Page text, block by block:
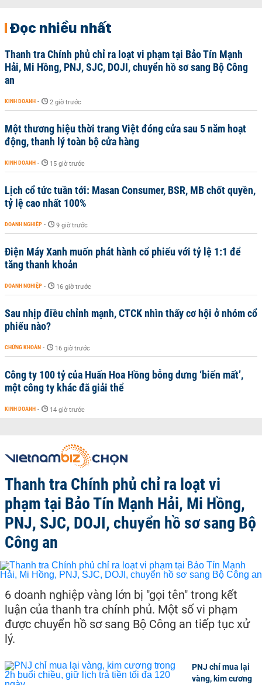
Đọc nhiều nhất
Thanh tra Chính phủ chỉ ra loạt vi phạm tại Bảo Tín Mạnh
Hải, Mi Hồng, PNJ, SJC, DOJI, chuyển hồ sơ sang Bộ Công
an
KINH DOANH - 2 giờ trước
Một thương hiệu thời trang Việt đóng cửa sau 5 năm hoạt
động, thanh lý toàn bộ cửa hàng
KINH DOANH - 15 giờ trước
Lịch cổ tức tuần tới: Masan Consumer, BSR, MB chốt quyền,
tỷ lệ cao nhất 100%
DOANH NGHIỆP - 9 giờ trước
Điện Máy Xanh muốn phát hành cổ phiếu với tỷ lệ 1:1 để
tăng thanh khoản
DOANH NGHIỆP - 16 giờ trước
Sau nhịp điều chỉnh mạnh, CTCK nhìn thấy cơ hội ở nhóm cổ
phiếu nào?
CHỨNG KHOÁN - 16 giờ trước
Công ty 100 tỷ của Huấn Hoa Hồng bỗng dưng ‘biến mất’,
một công ty khác đã giải thể
KINH DOANH - 14 giờ trước
Thanh tra Chính phủ chỉ ra loạt vi
phạm tại Bảo Tín Mạnh Hải, Mi Hồng,
PNJ, SJC, DOJI, chuyển hồ sơ sang Bộ
Công an
6 doanh nghiệp vàng lớn bị "gọi tên" trong kết
luận của thanh tra chính phủ. Một số vi phạm
được chuyển hồ sơ sang Bộ Công an tiếp tục xử
lý.
PNJ chỉ mua lại
vàng, kim cương